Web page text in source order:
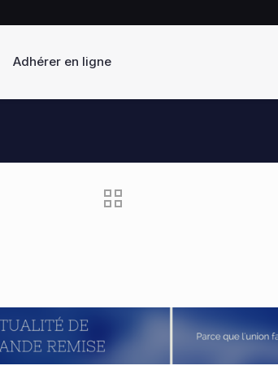
Adhérer en ligne